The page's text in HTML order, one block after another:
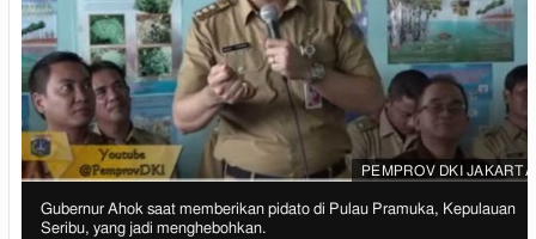
PEMPROV DKI JAKARTA
I
m
Gubernur Ahok saat memberikan pidato di Pulau Pramuka, Kepulauan
Seribu, yang jadi menghebohkan.